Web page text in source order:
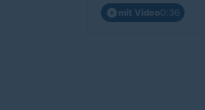
mit Video0:36